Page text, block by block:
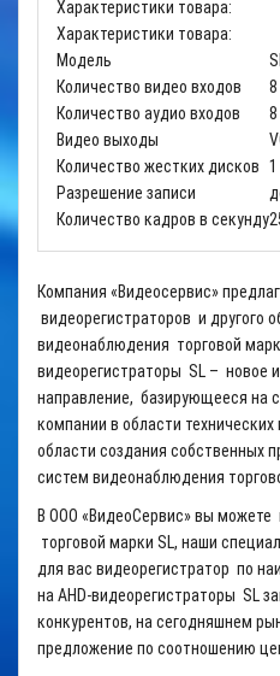
Характеристики товара:
Характеристики товара:
Модель
Количество видео входов
8
Количество аудио входов
8
Видео выходы
Количество жестких дисков
Разрешение записи
Количество кадров в секунду
Компания «Видеосервис»
видеорегистраторов и другого
видеонаблюдения торговой
видеорегистраторы SL – новое
направление, базирующееся на
компании в области
области создания собственных
систем видеонаблюдения
В ООО «ВидеоСервис» вы можете
торговой марки SL, наши
для вас видеорегистратор по
на AHD-видеорегистраторы SL
конкурентов, на сегодняшнем
предложение по соотношению